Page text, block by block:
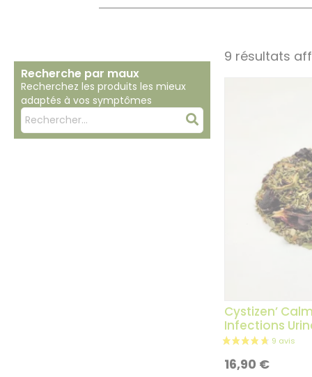
Recherche par maux
Recherchez les produits les mieux
adaptés à vos symptômes
Mots
clés
Rechercher
9 résultats
Cystizen’
Infections
16,90 €